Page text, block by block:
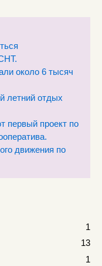
около 6 тысяч
летний отдых
первый проект по
движения по
1
13
1